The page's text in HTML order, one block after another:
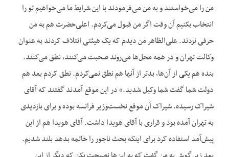
من را می‌خواستند و به من می‌فرمودند با این شرایط ما می‌خواهیم تو را
انتخاب بکنیم آن وقت اگر من قبول می‌کردم. اعلی‌حضرت هم به من
حرفی نزدند. علی‌الظاهر من دیدم که یک هیئتی ائتلاف کردند به عنوان
وکالت تهران و در همه محل‌‌ها می‌روند صحبت می‌کنند، نطق می‌کنند.
بنده هم یکی از آن‌ها، بدتر از آنها هم نطق نمی‌کردم. نطق کردم بعد هم
دولت شما گفت شما وکیل شدید.» در این موقع آمدند گفتند که آقای
شیراک رسیده. شیراک آن موقع نخست‌وزیر فرانسه بوده و برای بازدیدی
به تهران آمده بود و قراری با آقای هویدا داشت. آقای هویدا هم از این
پیش‌آمد استفاده کرد برای اینکه بحث ناجور را خاتمه بدهد بلند شدیم.